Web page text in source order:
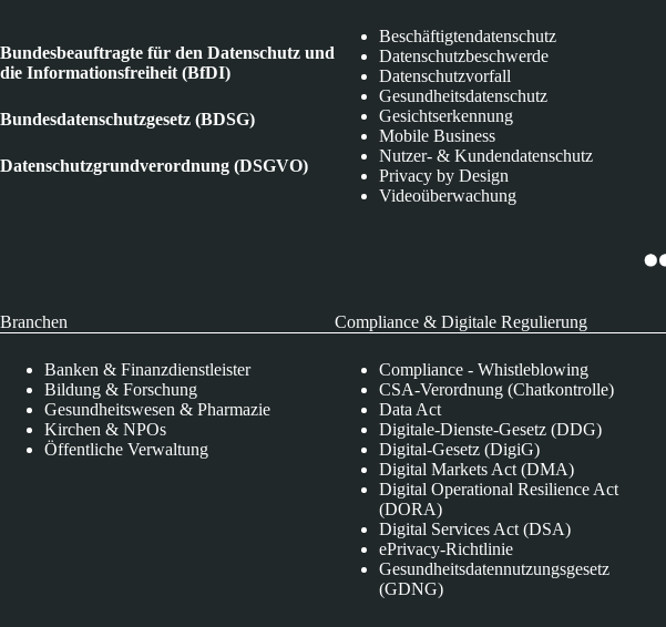
Bundesbeauftragte für den Datenschutz und
die Informationsfreiheit (BfDI)
Bundesdatenschutzgesetz (BDSG)
Datenschutzgrundverordnung (DSGVO)
Beschäftigtendatenschutz
Datenschutzbeschwerde
Datenschutzvorfall
Gesundheitsdatenschutz
Gesichtserkennung
Mobile Business
Nutzer- & Kundendatenschutz
Privacy by Design
Videoüberwachung
Branchen
Banken & Finanzdienstleister
Bildung & Forschung
Gesundheitswesen & Pharmazie
Kirchen & NPOs
Öffentliche Verwaltung
Compliance & Digitale Regulierung
Compliance - Whistleblowing
CSA-Verordnung (Chatkontrolle)
Data Act
Digitale-Dienste-Gesetz (DDG)
Digital-Gesetz (DigiG)
Digital Markets Act (DMA)
Digital Operational Resilience Act
(DORA)
Digital Services Act (DSA)
ePrivacy-Richtlinie
Gesundheitsdatennutzungsgesetz
(GDNG)